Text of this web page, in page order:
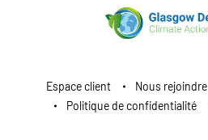
Espace client Nous rejoindre
Politique de confidentialité